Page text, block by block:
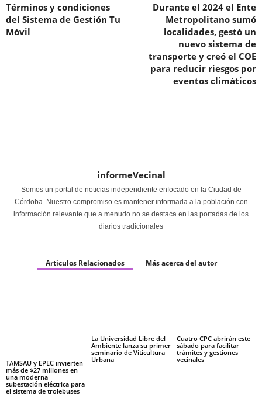
Términos y condiciones
del Sistema de Gestión Tu
Móvil
Durante el 2024 el Ente
Metropolitano sumó
localidades, gestó un
nuevo sistema de
transporte y creó el COE
para reducir riesgos por
eventos climáticos
informeVecinal
Somos un portal de noticias independiente enfocado en la Ciudad de
Córdoba. Nuestro compromiso es mantener informada a la población con
información relevante que a menudo no se destaca en las portadas de los
diarios tradicionales
Articulos Relacionados Más acerca del autor
TAMSAU y EPEC invierten
más de $27 millones en
una moderna
subestación eléctrica para
el sistema de trolebuses
La Universidad Libre del
Ambiente lanza su primer
seminario de Viticultura
Urbana
Cuatro CPC abrirán este
sábado para facilitar
trámites y gestiones
vecinales